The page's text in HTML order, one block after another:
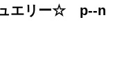
ュエリー☆ p--n